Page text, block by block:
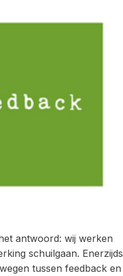
antwoord: wij werken
schuilgaan. Enerzijds
tussen feedback en